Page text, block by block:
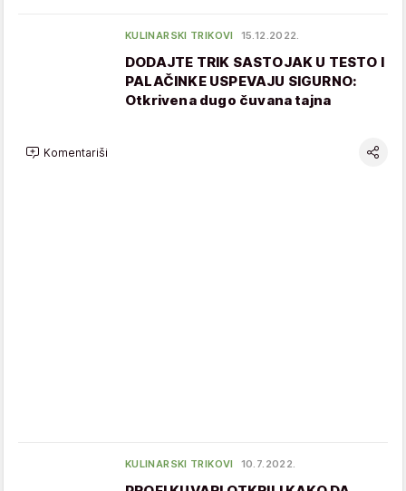
KULINARSKI TRIKOVI 15.12.2022.
DODAJTE TRIK SASTOJAK U TESTO I
PALAČINKE USPEVAJU SIGURNO:
Otkrivena dugo čuvana tajna
Komentariši
KULINARSKI TRIKOVI 10.7.2022.